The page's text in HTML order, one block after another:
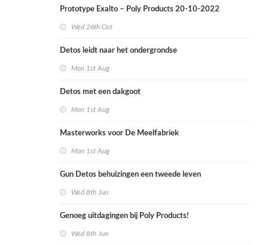
Prototype Exalto – Poly Products 20-10-2022
Wed 26th Oct
Detos leidt naar het ondergrondse
Mon 1st Aug
Detos met een dakgoot
Mon 1st Aug
Masterworks voor De Meelfabriek
Mon 1st Aug
Gun Detos behuizingen een tweede leven
Wed 8th Jun
Genoeg uitdagingen bij Poly Products!
Wed 8th Jun